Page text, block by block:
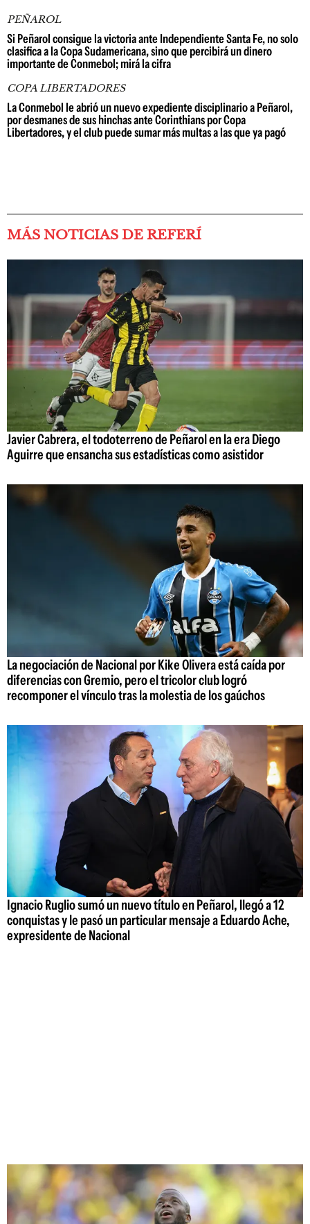
PEÑAROL
Si Peñarol consigue la victoria ante Independiente Santa Fe, no solo
clasifica a la Copa Sudamericana, sino que percibirá un dinero
importante de Conmebol; mirá la cifra
COPA LIBERTADORES
La Conmebol le abrió un nuevo expediente disciplinario a Peñarol,
por desmanes de sus hinchas ante Corinthians por Copa
Libertadores, y el club puede sumar más multas a las que ya pagó
MÁS NOTICIAS DE REFERÍ
Javier Cabrera, el todoterreno de Peñarol en la era Diego
Aguirre que ensancha sus estadísticas como asistidor
La negociación de Nacional por Kike Olivera está caída por
diferencias con Gremio, pero el tricolor club logró
recomponer el vínculo tras la molestia de los gaúchos
Ignacio Ruglio sumó un nuevo título en Peñarol, llegó a 12
conquistas y le pasó un particular mensaje a Eduardo Ache,
expresidente de Nacional